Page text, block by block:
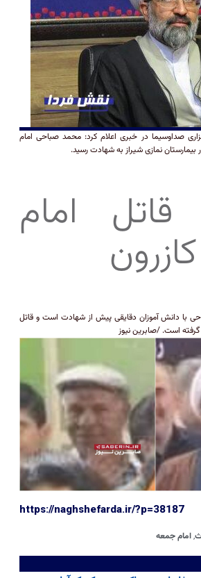
صداوسیما در خبری اعلام کرد: محمد صباحی امام
نمازی شیراز به شهادت رسید.
قاتل امام
با دانش آموزان دقایقی پیش از شهادت است و قاتل
گرفته است. /صابرین نیوز
https://naghshefarda.ir/?p=38187
,امام جمعه